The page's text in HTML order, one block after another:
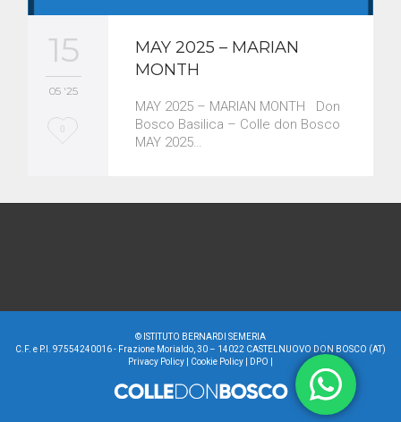
15
05 '25
L0
MAY 2025 – MARIAN
MONTH
MAY 2025 – MARIAN MONTH Don
Bosco Basilica – Colle don Bosco
MAY 2025…
© ISTITUTO BERNARDI SEMERIA
C.F. e P.I. 97554240016 - Frazione Morialdo, 30 – 14022 CASTELNUOVO DON BOSCO (AT)
Privacy Policy
Cookie Policy DPO